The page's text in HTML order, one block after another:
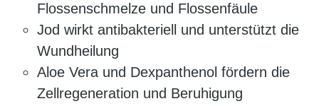
Flossenschmelze und Flossenfäule
Jod wirkt antibakteriell und unterstützt die
Wundheilung
Aloe Vera und Dexpanthenol fördern die
Zellregeneration und Beruhigung